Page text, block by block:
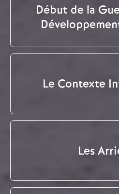
Début de la
Le Contexte
Les